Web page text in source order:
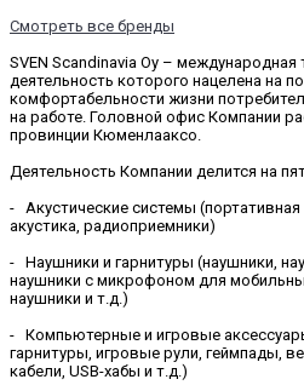
Смотреть все бренды
SVEN Scandinavia Оу – международная
деятельность которого нацелена на
комфортабельности жизни
на работе. Головной офис Компании
провинции Кюменлааксо.
Деятельность Компании делится на
- Акустические системы (портативная
акустика, радиоприемники)
- Наушники и гарнитуры (наушники,
наушники с микрофоном для
наушники и т.д.)
- Компьютерные и игровые
гарнитуры, игровые рули, геймпады,
кабели, USB-хабы и т.д.)